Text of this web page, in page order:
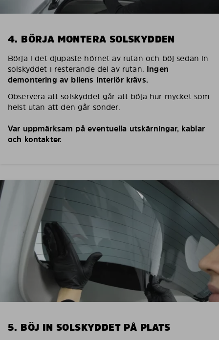
4. BÖRJA MONTERA SOLSKYDDEN
Börja i det djupaste hörnet av rutan och böj sedan in
solskyddet i resterande del av rutan. Ingen
demontering av bilens interiör krävs.
Observera att solskyddet går att böja hur mycket som
helst utan att den går sönder.
Var uppmärksam på eventuella utskärningar, kablar
och kontakter.
5. BÖJ IN SOLSKYDDET PÅ PLATS